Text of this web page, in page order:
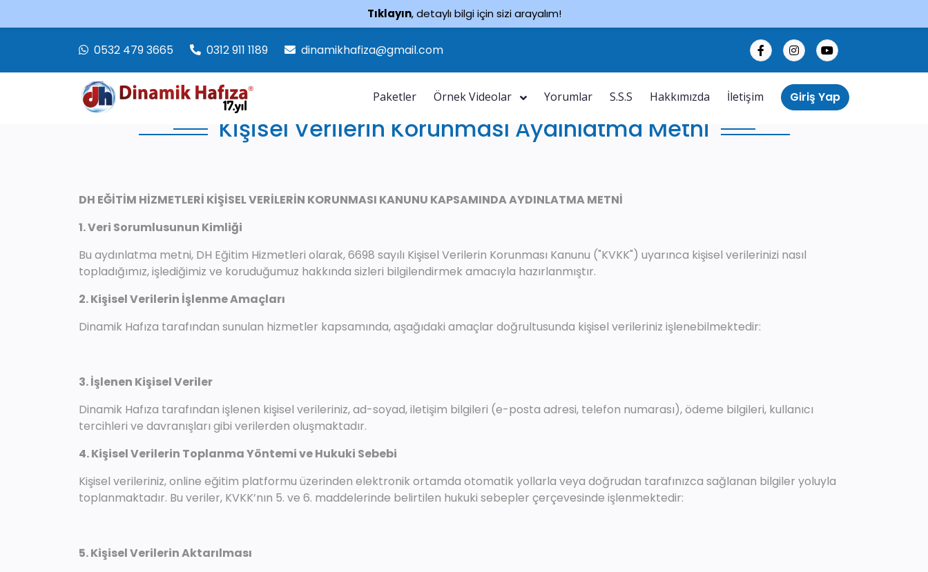
Tıklayın, detaylı bilgi için sizi arayalım!
0532 479 3665 0312 911 1189 dinamikhafiza@gmail.com
Paketler Örnek Videolar Yorumlar S.S.S Hakkımızda İletişim Giriş Yap
Kişisel Verilerin Korunması Aydınlatma Metni
DH EĞİTİM HİZMETLERİ KİŞİSEL VERİLERİN KORUNMASI KANUNU KAPSAMINDA AYDINLATMA METNİ
1. Veri Sorumlusunun Kimliği
Bu aydınlatma metni, DH Eğitim Hizmetleri olarak, 6698 sayılı Kişisel Verilerin Korunması Kanunu ("KVKK") uyarınca kişisel verilerinizi nasıl
topladığımız, işlediğimiz ve koruduğumuz hakkında sizleri bilgilendirmek amacıyla hazırlanmıştır.
2. Kişisel Verilerin İşlenme Amaçları
Dinamik Hafıza tarafından sunulan hizmetler kapsamında, aşağıdaki amaçlar doğrultusunda kişisel verileriniz işlenebilmektedir:
3. İşlenen Kişisel Veriler
Dinamik Hafıza tarafından işlenen kişisel verileriniz, ad-soyad, iletişim bilgileri (e-posta adresi, telefon numarası), ödeme bilgileri, kullanıcı
tercihleri ve davranışları gibi verilerden oluşmaktadır.
4. Kişisel Verilerin Toplanma Yöntemi ve Hukuki Sebebi
Kişisel verileriniz, online eğitim platformu üzerinden elektronik ortamda otomatik yollarla veya doğrudan tarafınızca sağlanan bilgiler yoluyla
toplanmaktadır. Bu veriler, KVKK’nın 5. ve 6. maddelerinde belirtilen hukuki sebepler çerçevesinde işlenmektedir:
5. Kişisel Verilerin Aktarılması